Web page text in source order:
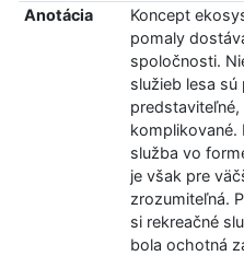
Anotácia
Koncept
pomaly
spoločnosti.
služieb lesa
komplikované.
služba vo
je však pre
zrozumiteľná.
si rekreačné
bola ochotná